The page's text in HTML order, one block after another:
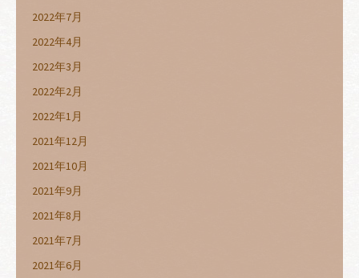
2022年7月
2022年4月
2022年3月
2022年2月
2022年1月
2021年12月
2021年10月
2021年9月
2021年8月
2021年7月
2021年6月